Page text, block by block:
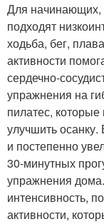
Для начинающих,
подходят
ходьба, бег,
активности
сердечно-
упражнения на
пилатес,
улучшить
и постепенно
30-минутных
упражнения
интенсивность,
активности,